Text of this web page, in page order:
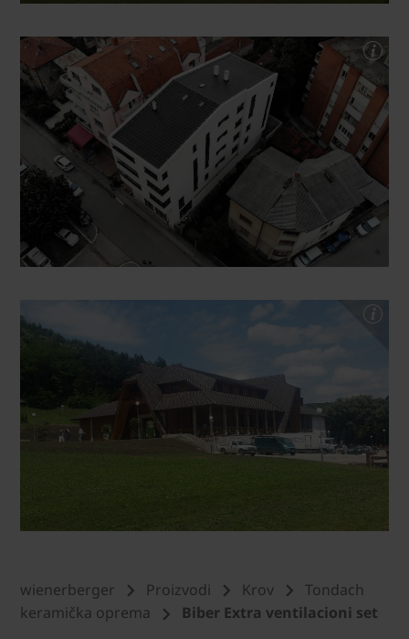
wienerberger Proizvodi Krov
Tondach
keramička oprema
Biber Extra ventilacioni set